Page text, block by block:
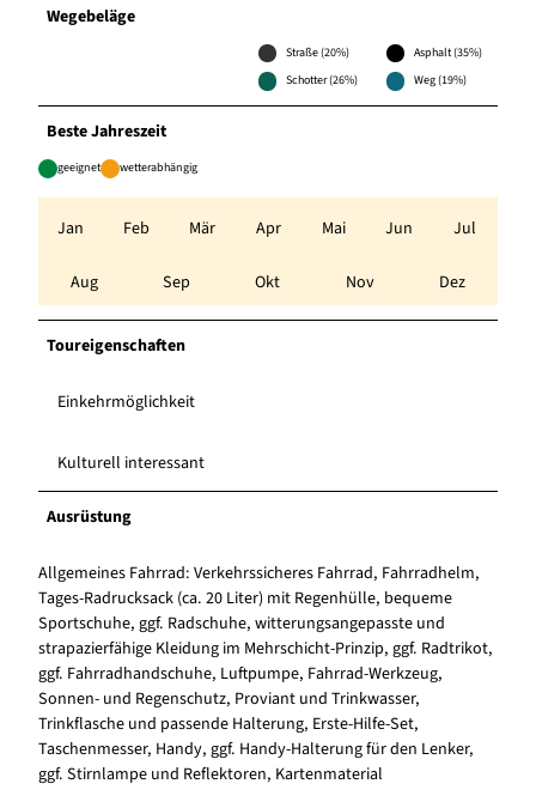
Wegebeläge
Straße (20%)
Asphalt (35%)
Schotter (26%)
Weg (19%)
Beste Jahreszeit
geeignet wetterabhängig
Jan Feb Mär Apr Mai Jun Jul
Aug Sep Okt Nov Dez
Toureigenschaften
Einkehrmöglichkeit
Kulturell interessant
Ausrüstung
Allgemeines Fahrrad: Verkehrssicheres Fahrrad, Fahrradhelm,
Tages-Radrucksack (ca. 20 Liter) mit Regenhülle, bequeme
Sportschuhe, ggf. Radschuhe, witterungsangepasste und
strapazierfähige Kleidung im Mehrschicht-Prinzip, ggf. Radtrikot,
ggf. Fahrradhandschuhe, Luftpumpe, Fahrrad-Werkzeug,
Sonnen- und Regenschutz, Proviant und Trinkwasser,
Trinkflasche und passende Halterung, Erste-Hilfe-Set,
Taschenmesser, Handy, ggf. Handy-Halterung für den Lenker,
ggf. Stirnlampe und Reflektoren, Kartenmaterial